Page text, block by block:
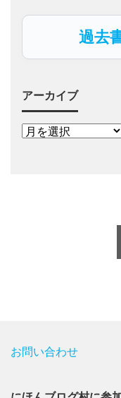
過去
アーカイブ
お問い合わせ